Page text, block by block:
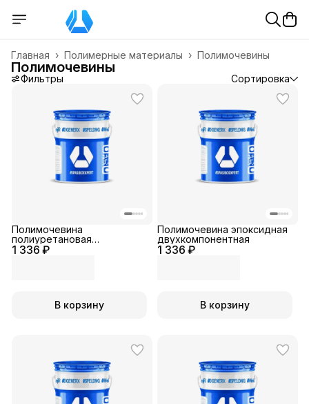
Полимочевины
Полимерные материалы ›
Главная ›
Полимочевины
Фильтры Сортировка
1 336 ₽
Полимочевина
полиуретановая
двухкомпонентная
В корзину
1 336 ₽
Полимочевина эпоксидная
двухкомпонентная
В корзину